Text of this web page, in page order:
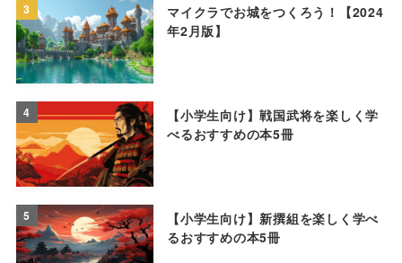
3
マイクラでお城をつくろう！【2024
年2月版】
4
【小学生向け】戦国武将を楽しく学
べるおすすめの本5冊
5
【小学生向け】新撰組を楽しく学べ
るおすすめの本5冊